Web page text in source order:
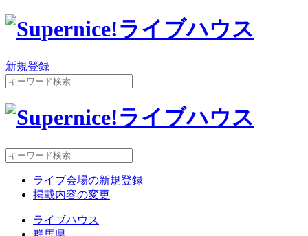
新規登録
ライブ会場の新規登録
掲載内容の変更
ライブハウス